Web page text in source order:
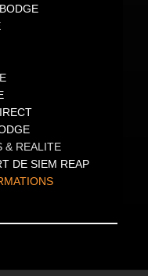
& REALITE
DE SIEM REAP